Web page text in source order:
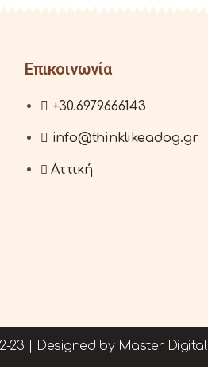
Επικοινωνία
+30.6979666143
info@thinklikeadog.gr
Αττική
23 | Designed by Master Digital